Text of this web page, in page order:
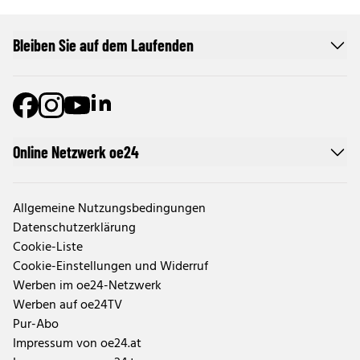
Online Netzwerk oe24
Allgemeine Nutzungsbedingungen
Datenschutzerklärung
Cookie-Liste
Cookie-Einstellungen und Widerruf
Werben im oe24-Netzwerk
Werben auf oe24TV
Pur-Abo
Impressum von oe24.at
Bleiben Sie auf dem Laufenden